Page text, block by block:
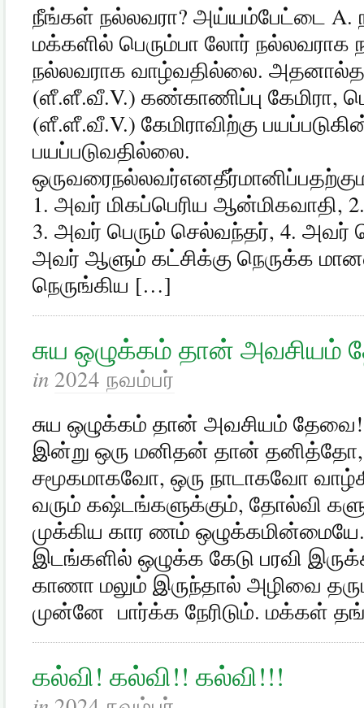
நீங்கள் நல்லவரா? அய்யம்பேட்டை A.
மக்களில் பெரும்பா லோர் நல்லவராக
நல்லவராக வாழ்வதில்லை.
(ளீ.ளீ.வீ.V.) கண்காணிப்பு கேமிரா,
(ளீ.ளீ.வீ.V.) கேமிராவிற்கு
பயப்படுவதில்லை.
1. அவர் மிகப்பெரிய ஆன்மிகவாதி,
3. அவர் பெரும் செல்வந்தர், 4. அவர்
அவர் ஆளும் கட்சிக்கு நெருக்க
நெருங்கிய […]
சுய ஒழுக்கம் தான் அவசியம்
in 2024 நவம்பர்
சுய ஒழுக்கம் தான் அவசியம் தேவை!
இன்று ஒரு மனிதன் தான் தனித்தோ,
சமூகமாகவோ, ஒரு நாடாகவோ
வரும் கஷ்டங்களுக்கும், தோல்வி
முக்கிய கார ணம்
இடங்களில் ஒழுக்க கேடு பரவி
காணா மலும் இருந்தால் அழிவை
முன்னே பார்க்க நேரிடும். மக்கள்
கல்வி! கல்வி!! கல்வி!!!